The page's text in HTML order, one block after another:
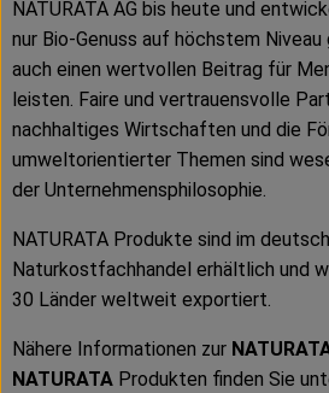
NATURATA AG bis heute und
nur Bio-Genuss auf höchstem Niveau
auch einen wertvollen Beitrag für
leisten. Faire und vertrauensvolle
nachhaltiges Wirtschaften und die
umweltorientierter Themen sind
der Unternehmensphilosophie.
NATURATA Produkte sind im
Naturkostfachhandel erhältlich und
30 Länder weltweit exportiert.
Nähere Informationen zur
NATURATA Produkten finden Sie